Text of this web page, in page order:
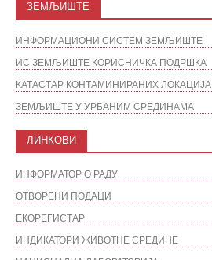
ЗЕМЉИШТЕ
ИНФОРМАЦИОНИ СИСТЕМ ЗЕМЉИШТЕ
ИС ЗЕМЉИШТЕ КОРИСНИЧКА ПОДРШКА
КАТАСТАР КОНТАМИНИРАНИХ ЛОКАЦИЈА
ЗЕМЉИШТЕ У УРБАНИМ СРЕДИНАМА
ЛИНКОВИ
ИНФОРМАТОР О РАДУ
ОТВОРЕНИ ПОДАЦИ
ЕКОРЕГИСТАР
ИНДИКАТОРИ ЖИВОТНЕ СРЕДИНЕ